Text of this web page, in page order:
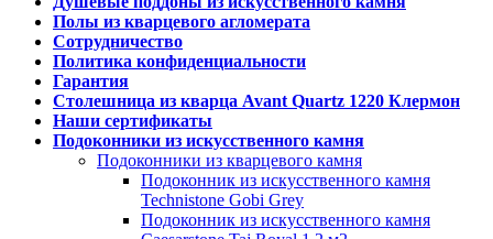
Полы из кварцевого агломерата
Сотрудничество
Политика конфиденциальности
Гарантия
Столешница из кварца Avant Quartz 1220 Клермон
Наши сертификаты
Подоконники из искусственного камня
Подоконники из кварцевого камня
Подоконник из искусственного камня
Technistone Gobi Grey
Подоконник из искусственного камня